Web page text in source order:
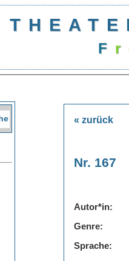
F r
« zurück
Nr. 167
Autor*in:
Genre:
Sprache: